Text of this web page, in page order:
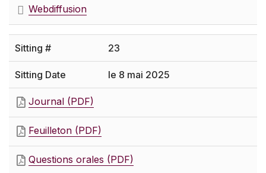
Webdiffusion
23
le 8 mai 2025
Journal (PDF)
Feuilleton (PDF)
Questions orales (PDF)